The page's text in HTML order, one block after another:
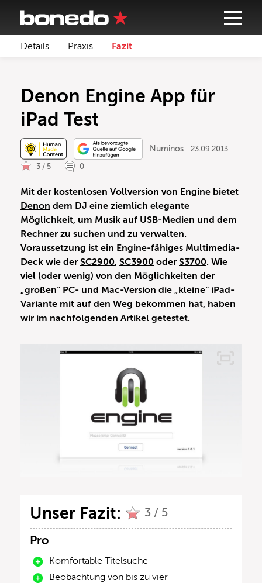
Details Praxis Fazit
Denon Engine App für
iPad Test
Numinos 23.09.2013
3 / 5 0
Mit der kostenlosen Vollversion von Engine bietet
Denon dem DJ eine ziemlich elegante
Möglichkeit, um Musik auf USB-Medien und dem
Rechner zu suchen und zu verwalten.
Voraussetzung ist ein Engine-fähiges Multimedia-
Deck wie der SC2900, SC3900 oder S3700. Wie
viel (oder wenig) von den Möglichkeiten der
„großen“ PC- und Mac-Version die „kleine“ iPad-
Variante mit auf den Weg bekommen hat, haben
wir im nachfolgenden Artikel getestet.
Unser Fazit: 3 / 5
Pro
Komfortable Titelsuche
Beobachtung von bis zu vier